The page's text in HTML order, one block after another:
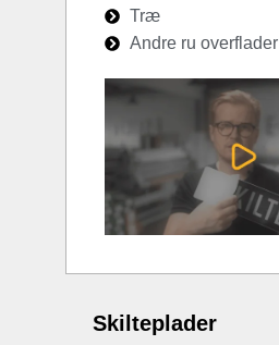
Træ
Andre ru overflader
Skilteplader